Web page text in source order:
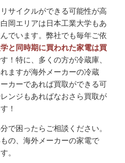
サイクルができる可能性が高
岡エリアは日本工業大学もあ
でいます。弊社でも毎年ご依
と同時期に買われた家電は買
！特に、多くの方が冷蔵庫、
ますが海外メーカーの冷蔵
カーであれば買取ができる可
ンジもあればなおさら買取が
！
で困ったらご相談ください。
の、海外メーカーの家電で
。